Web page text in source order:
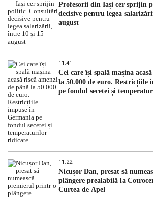
Profesorii din Iași cer sprijin
decisive pentru legea
august
11:41
Cei care își spală mașina
la 50.000 de euro. Restricțiile
pe fondul secetei și
11:22
Nicușor Dan, presat să
plângere prealabilă la
Curtea de Apel